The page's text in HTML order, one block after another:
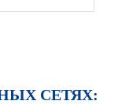
СЕТЯХ: